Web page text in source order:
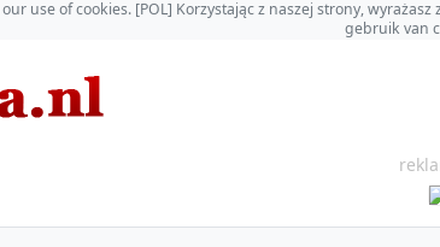
use of cookies. [POL] Korzystając z naszej strony,
gebruik van